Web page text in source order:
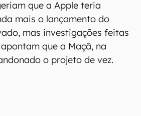
que a Apple teria
mais o lançamento do
mas investigações feitas
que a Maçã, na
o projeto de vez.